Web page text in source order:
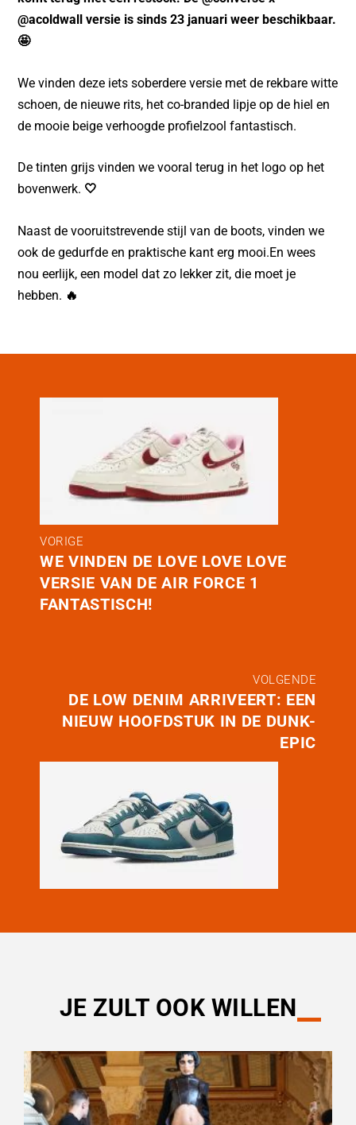
k
@acoldwall versie is sinds 23 januari weer beschikbaar.
🤩
We vinden deze iets soberdere versie met de rekbare witte
schoen, de nieuwe rits, het co-branded lipje op de hiel en
de mooie beige verhoogde profielzool fantastisch.
De tinten grijs vinden we vooral terug in het logo op het
bovenwerk. 🤍
Naast de vooruitstrevende stijl van de boots, vinden we
ook de gedurfde en praktische kant erg mooi.En wees
nou eerlijk, een model dat zo lekker zit, die moet je
hebben. 🔥
VORIGE
WE VINDEN DE LOVE LOVE LOVE
VERSIE VAN DE AIR FORCE 1
FANTASTISCH!
VOLGENDE
DE LOW DENIM ARRIVEERT: EEN
NIEUW HOOFDSTUK IN DE DUNK-
EPIC
JE ZULT OOK WILLEN